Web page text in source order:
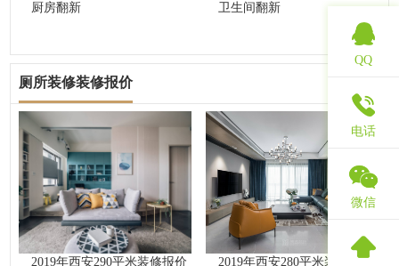
厨房翻新 卫生间翻新
厕所装修装修报价
2019年西安290平米装修报价
2019年西安280平米装修报价
QQ
电话
微信